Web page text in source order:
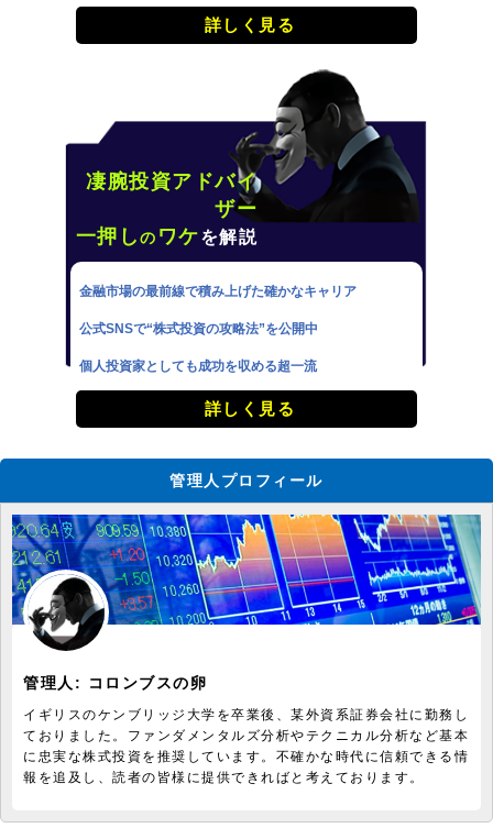
詳しく見る
凄腕投資アドバイ
ザー
一押しの ワケを解説
金融市場の最前線で積み上げた確かなキャリア
公式SNSで“株式投資の攻略法”を公開中
個人投資家としても成功を収める超一流
詳しく見る
管理人プロフィール
管理人: コロンブスの卵
イギリスのケンブリッジ大学を卒業後、某外資系証券会社に勤務し
ておりました。ファンダメンタルズ分析やテクニカル分析など基本
に忠実な株式投資を推奨しています。不確かな時代に信頼できる情
報を追及し、読者の皆様に提供できればと考えております。